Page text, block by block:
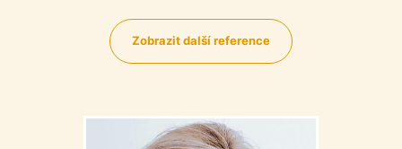
Zobrazit další reference